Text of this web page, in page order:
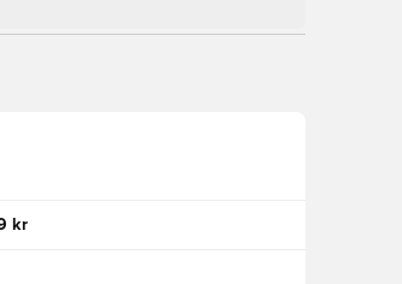
kr